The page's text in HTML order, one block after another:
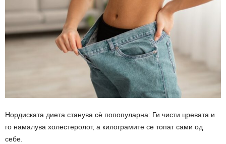
Нордиската диета станува сè попопуларна: Ги чисти цревата и
го намалува холестеролот, а килограмите се топат сами од
себе.